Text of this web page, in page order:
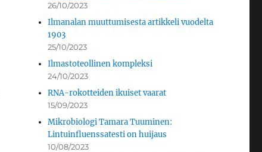
26/10/2023
Ilmanalan muuttumisesta artikkeli vuodelta
1903
25/10/2023
Ilmastoteollinen kompleksi
24/10/2023
RNA-rokotteiden ikuiset vaarat
15/09/2023
Mikrobiologi Tamara Tuuminen:
Lintuinfluenssatesti on huijaus
10/08/2023